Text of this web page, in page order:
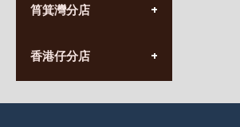
九龍太子太子道西141號
營業時間:
香港堅尼地城卑路乍街
(堅尼地城地鐵站B出口)
筲箕灣分店
營業時間:
(10:00am-20:30pm)
香港仔分店
營業時間: